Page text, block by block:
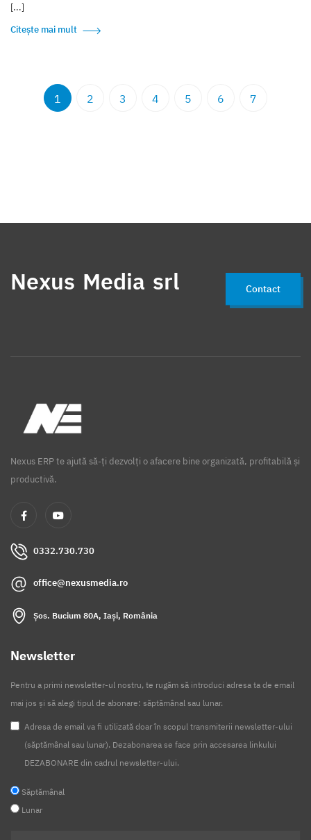
[...]
Citește mai mult
1 2 3 4 5 6 7
Nexus Media srl Contact
Nexus ERP te ajută să-ți dezvolți o afacere bine organizată, profitabilă și
productivă.
0332.730.730
office@nexusmedia.ro
Șos. Bucium 80A, Iași, România
Newsletter
Pentru a primi newsletter-ul nostru, te rugăm să introduci adresa ta de email
mai jos și să alegi tipul de abonare: săptămânal sau lunar.
Adresa de email va fi utilizată doar în scopul transmiterii newsletter-ului
(săptămânal sau lunar). Dezabonarea se face prin accesarea linkului
DEZABONARE din cadrul newsletter-ului.
Săptămânal
Lunar